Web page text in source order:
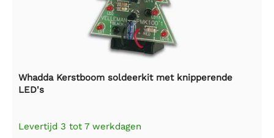
Whadda Kerstboom soldeerkit met knipperende
LED's
Levertijd 3 tot 7 werkdagen